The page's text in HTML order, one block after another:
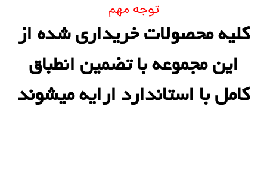
توجه مهم
کلیه محصولات خریداری شده از
این مجموعه با تضمین انطباق
کامل با استاندارد ارایه میشوند